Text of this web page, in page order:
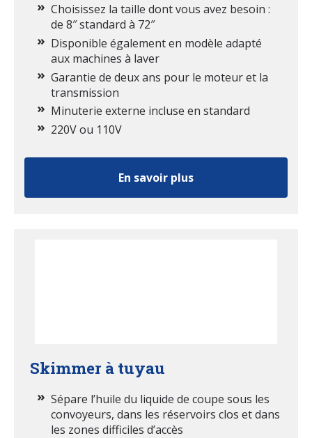
Choisissez la taille dont vous avez besoin :
de 8″ standard à 72″
Disponible également en modèle adapté
aux machines à laver
Garantie de deux ans pour le moteur et la
transmission
Minuterie externe incluse en standard
220V ou 110V
En savoir plus
Skimmer à tuyau
Sépare l’huile du liquide de coupe sous les
convoyeurs, dans les réservoirs clos et dans
les zones difficiles d’accès